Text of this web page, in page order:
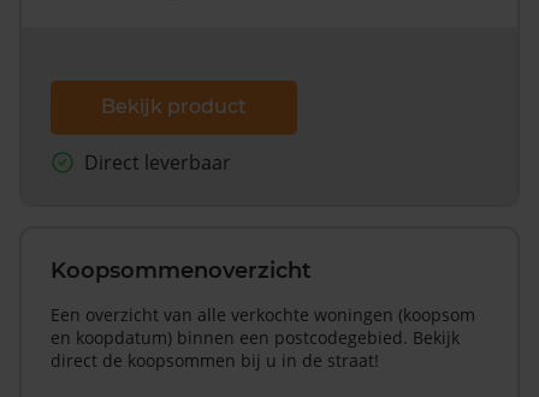
Bekijk product
Direct leverbaar
Koopsommenoverzicht
Een overzicht van alle verkochte woningen (koopsom
en koopdatum) binnen een postcodegebied. Bekijk
direct de koopsommen bij u in de straat!